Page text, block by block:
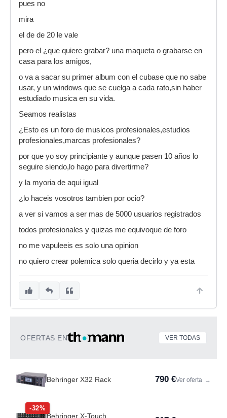
pues no
mira
el de de 20 le vale
pero el ¿que quiere grabar? una maqueta o grabarse en
casa para los amigos,
o va a sacar su primer album con el cubase que no sabe
usar, y un windows que se cuelga a cada rato,sin haber
estudiado musica en su vida.
Seamos realistas
¿Esto es un foro de musicos profesionales,estudios
profesionales,marcas profesionales?
por que yo soy principiante y aunque pasen 10 años lo
seguire siendo,lo hago para divertirme?
y la myoria de aqui igual
¿lo haceis vosotros tambien por ocio?
a ver si vamos a ser mas de 5000 usuarios registrados
todos profesionales y quizas me equivoque de foro
no me vapuleeis es solo una opinion
no quiero crear polemica solo queria decirlo y ya esta
OFERTAS EN VER TODAS
Behringer X32 Rack 790 €Ver oferta →
-32%
Behringer X-Touch